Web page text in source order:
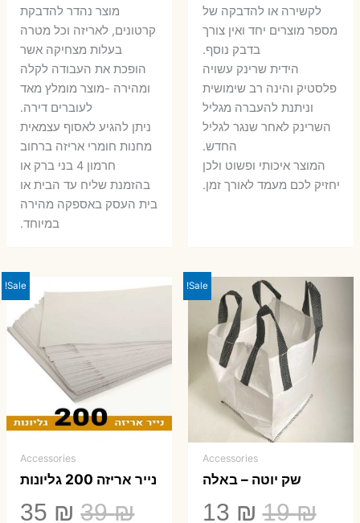
לקשירה או להדבקה של
מספר מוצרים יחד ואין צורך
בדבק נוסף.
הידית שרינק עשויה
פלסטיק והינה רב שימושית
וניתנת להעברה מגליל
השרינק לאחר שנגר לגליל
החדש.
המוצר איכותי ופשוט ולכן
יחזיק לכם מעמד לאורך זמן.
מוצר נהדר להדבקת
קרטונים, לאריזה וכל מטרה
בעלות מצחיקה אשר
הופכת את העבודה לקלה
ומהירה -מוצר מומלץ מאד
לעוברים דירה.
ניתן להגיע לאסוף עצמאית
מחנות חומרי אריזה ברחוב
חרמון 4 בני ברק או
בהזמנת שליח עד הבית או
בית העסק באספקה מהירה
במיוחד.
Sale!
Accessories
שק יוטה – באלה
19₪
המחיר
13 ₪
Sale!
Accessories
נייר אריזה 200 גליונות
39₪
המחיר
35 ₪